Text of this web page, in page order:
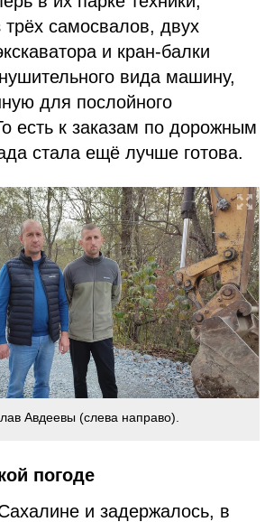
самосвалов, двух
и кран-балки
вида машину,
для послойного
есть к заказам по дорожным
стала ещё лучше готова.
Авдеевы (слева направо).
погоде
и задержалось, в